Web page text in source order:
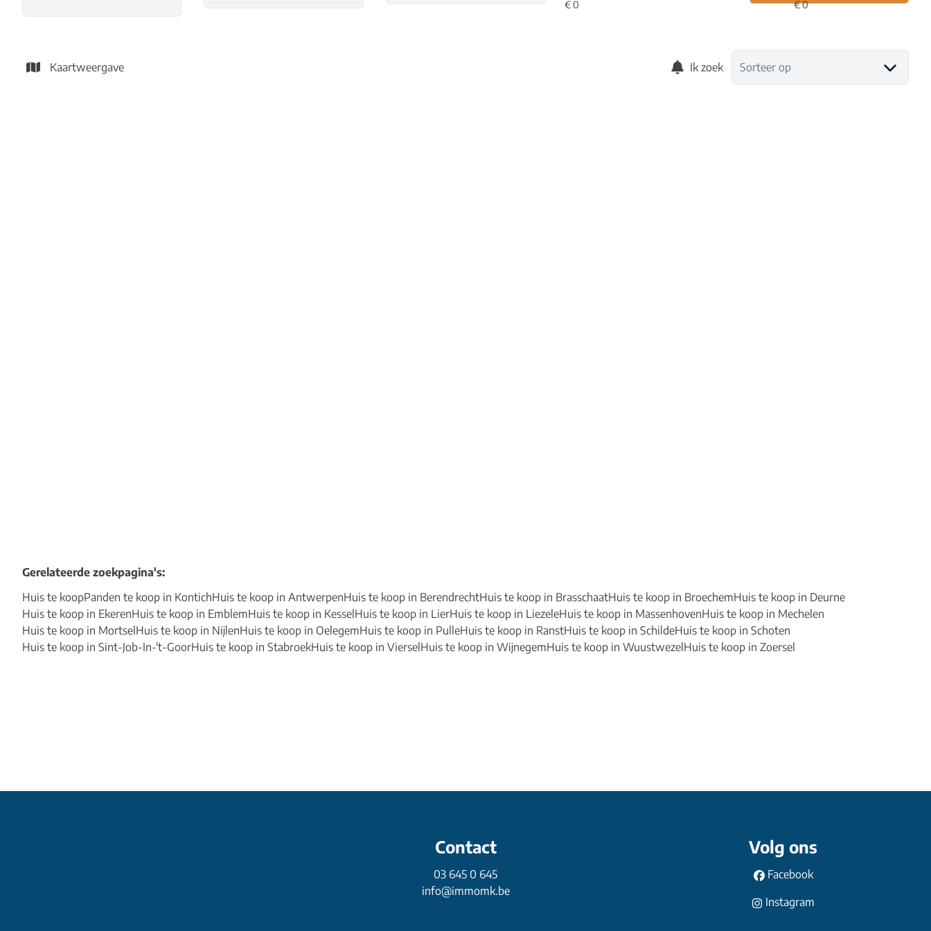
Kaartweergave Ik zoek Sorteer op
Gerelateerde zoekpagina's:
Huis te koopPanden te koop in KontichHuis te koop in AntwerpenHuis te koop in BerendrechtHuis te koop in BrasschaatHuis te koop in BroechemHuis te koop in Deurne
Huis te koop in EkerenHuis te koop in EmblemHuis te koop in KesselHuis te koop in LierHuis te koop in LiezeleHuis te koop in MassenhovenHuis te koop in Mechelen
Huis te koop in MortselHuis te koop in NijlenHuis te koop in OelegemHuis te koop in PulleHuis te koop in RanstHuis te koop in SchildeHuis te koop in Schoten
Huis te koop in Sint-Job-In-'t-GoorHuis te koop in StabroekHuis te koop in VierselHuis te koop in WijnegemHuis te koop in WuustwezelHuis te koop in Zoersel
Contact
03 645 0 645
info@immomk.be
Volg ons
Facebook
Instagram